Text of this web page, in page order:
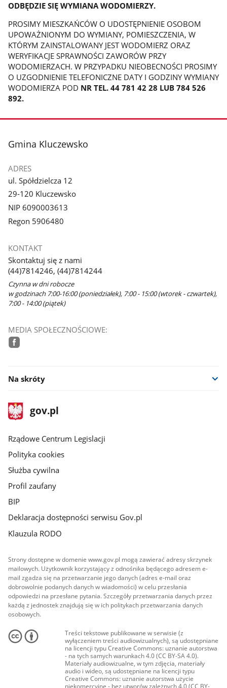
ODBĘDZIE SIĘ WYMIANA WODOMIERZY.
PROSIMY MIESZKAŃCÓW O UDOSTĘPNIENIE OSOBOM
UPOWAŻNIONYM DO WYMIANY, POMIESZCZENIA, W
KTÓRYM ZAINSTALOWANY JEST WODOMIERZ ORAZ
WERYFIKACJE SPRAWNOŚCI ZAWORÓW PRZY
WODOMIERZACH. W PRZYPADKU NIEOBECNOŚCI PROSIMY
O UZGODNIENIE TELEFONICZNE DATY I GODZINY WYMIANY
WODOMIERZA POD NR TEL. 44 781 42 28 LUB 784 526
892.
stopka
Gmina Kluczewsko
ADRES
ul. Spółdzielcza 12
29-120 Kluczewsko
NIP 6090003613
Regon 5906480
KONTAKT
Skontaktuj się z nami
(44)7814246, (44)7814244
Czynna w dni robocze
w godzinach 7:00-16:00 (poniedziałek), 7:00 - 15:00 (wtorek - czwartek),
7:00 - 14:00 (piątek)
MEDIA SPOŁECZNOŚCIOWE:
Na skróty
stopka
gov.plStrona
gov.pl
Rządowe Centrum Legislacji
Polityka cookies
Służba cywilna
Profil zaufany
BIP
Deklaracja dostępności serwisu Gov.pl
Klauzula RODO
Strony dostępne w domenie www.gov.pl mogą zawierać adresy skrzynek
mailowych. Użytkownik korzystający z odnośnika będącego adresem e-
mail zgadza się na przetwarzanie jego danych (adres e-mail oraz
dobrowolnie podanych danych w wiadomości) w celu przesłania
odpowiedzi na przesłane pytania. Szczegóły przetwarzania danych przez
każdą z jednostek znajdują się w ich politykach przetwarzania danych
osobowych.
Treści tekstowe publikowane w serwisie (z
wyłączeniem treści audiowizualnych), są udostępniane
na licencji typu Creative Commons: uznanie autorstwa
- na tych samych warunkach 4.0 (CC BY-SA 4.0).
Materiały audiowizualne, w tym zdjęcia, materiały
audio i wideo, są udostępniane na licencji typu
Creative Commons: uznanie autorstwa użycie